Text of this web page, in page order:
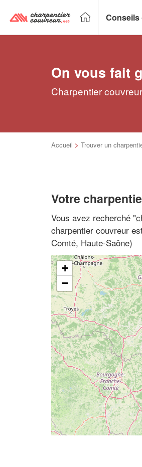
Conseils
On vous fait
Charpentier
Accueil > Trouver un
Votre
Vous avez recherché "
charpentier couvreur
Comté, Haute-Saône)
+
−